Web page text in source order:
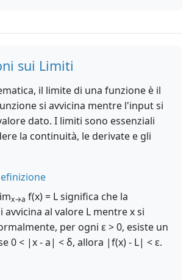
sui Limiti
il limite di una funzione è il
si avvicina mentre l'input si
dato. I limiti sono essenziali
la continuità, le derivate e gli
x→a f(x) = L significa che la
avvicina al valore L mentre x si
per ogni ε > 0, esiste un
0 < |x - a| < δ, allora |f(x) - L| < ε.